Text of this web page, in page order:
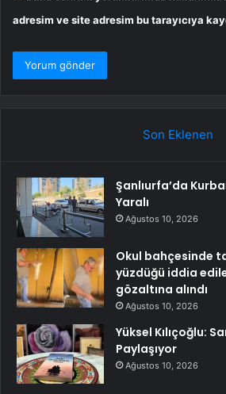
adresim ve site adresim bu tarayıcıya
Son Eklenen
Şanlıurfa’da
Yaralı
Ağustos 10, 2026
Okul bahçesinde
yüzdüğü iddia
gözaltına alındı
Ağustos 10, 2026
Yüksel Kılıçoğlu:
Paylaşıyor
Ağustos 10, 2026